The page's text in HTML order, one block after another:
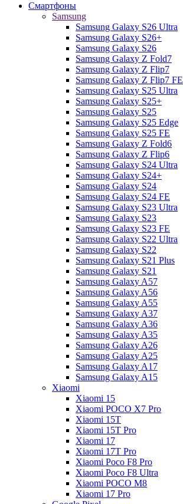
Смартфоны
Samsung
Samsung Galaxy S26 Ultra
Samsung Galaxy S26+
Samsung Galaxy S26
Samsung Galaxy Z Fold7
Samsung Galaxy Z Flip7
Samsung Galaxy Z Flip7 FE
Samsung Galaxy S25 Ultra
Samsung Galaxy S25+
Samsung Galaxy S25
Samsung Galaxy S25 Edge
Samsung Galaxy S25 FE
Samsung Galaxy Z Fold6
Samsung Galaxy Z Flip6
Samsung Galaxy S24 Ultra
Samsung Galaxy S24+
Samsung Galaxy S24
Samsung Galaxy S24 FE
Samsung Galaxy S23 Ultra
Samsung Galaxy S23
Samsung Galaxy S23 FE
Samsung Galaxy S22 Ultra
Samsung Galaxy S22
Samsung Galaxy S21 Plus
Samsung Galaxy S21
Samsung Galaxy A57
Samsung Galaxy A56
Samsung Galaxy A55
Samsung Galaxy A37
Samsung Galaxy A36
Samsung Galaxy A35
Samsung Galaxy A26
Samsung Galaxy A25
Samsung Galaxy A17
Samsung Galaxy A15
Xiaomi
Xiaomi 15
Xiaomi POCO X7 Pro
Xiaomi 15T
Xiaomi 15T Pro
Xiaomi 17
Xiaomi 17T Pro
Xiaomi Poco F8 Pro
Xiaomi Poco F8 Ultra
Xiaomi POCO M8
Xiaomi 17 Pro